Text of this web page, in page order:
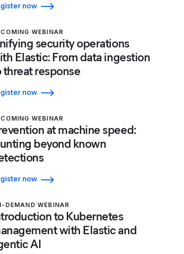
now
WEBINAR
security operations
Elastic: From data ingestion
threat response
now
WEBINAR
at machine speed:
beyond known
now
DEMAND WEBINAR
to Kubernetes
with Elastic and
AI